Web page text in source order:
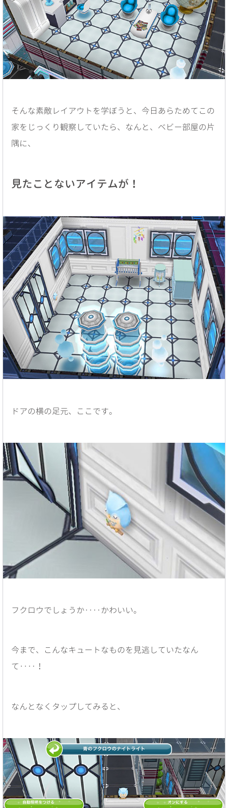
そんな素敵レイアウトを学ぼうと、今日あらためてこの
家をじっくり観察していたら、なんと、ベビー部屋の片
隅に、
見たことないアイテムが！
ドアの横の足元、ここです。
フクロウでしょうか‥‥かわいい。
今まで、こんなキュートなものを見逃していたなん
て‥‥！
なんとなくタップしてみると、